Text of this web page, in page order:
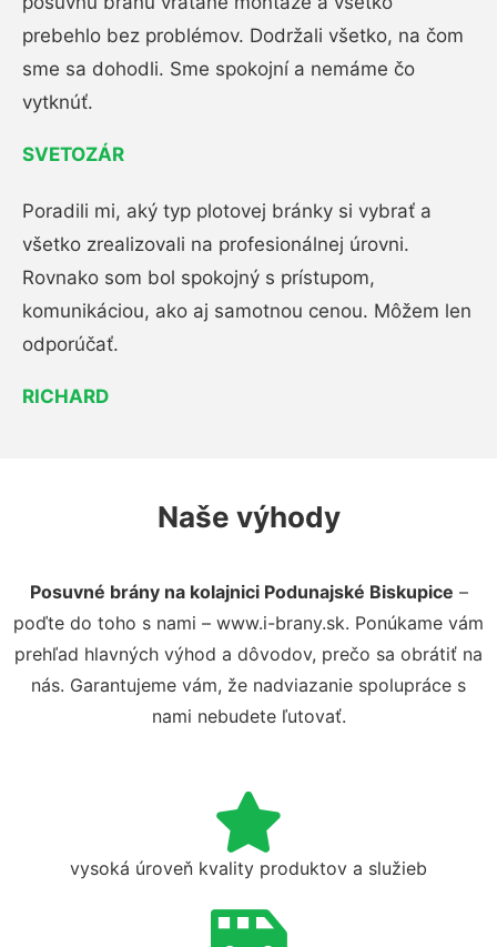
prebehlo bez problémov. Dodržali všetko, na čom
sme sa dohodli. Sme spokojní a nemáme čo
vytknúť.
SVETOZÁR
Poradili mi, aký typ plotovej bránky si vybrať a
všetko zrealizovali na profesionálnej úrovni.
Rovnako som bol spokojný s prístupom,
komunikáciou, ako aj samotnou cenou. Môžem len
odporúčať.
RICHARD
Naše výhody
Posuvné brány na kolajnici Podunajské Biskupice –
poďte do toho s nami – www.i-brany.sk. Ponúkame vám
prehľad hlavných výhod a dôvodov, prečo sa obrátiť na
nás. Garantujeme vám, že nadviazanie spolupráce s
nami nebudete ľutovať.
vysoká úroveň kvality produktov a služieb